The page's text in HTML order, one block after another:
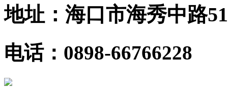
地址：海口市海秀中路
电话：0898-66766228